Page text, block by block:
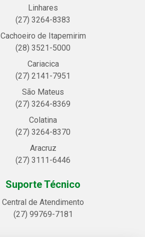
Linhares
(27) 3264-8383
Cachoeiro de Itapemirim
(28) 3521-5000
Cariacica
(27) 2141-7951
São Mateus
(27) 3264-8369
Colatina
(27) 3264-8370
Aracruz
(27) 3111-6446
Suporte Técnico
Central de Atendimento
(27) 99769-7181